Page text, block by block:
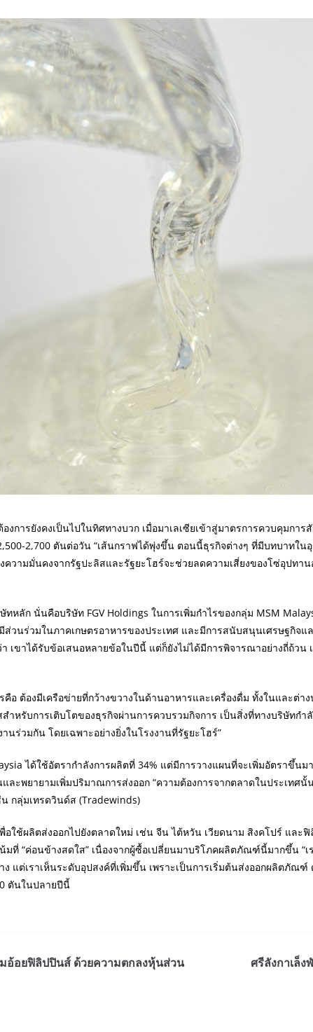
งการยังคงเป็นไปในทิศทางบวก เมื่อมาเลเซียเข้าสู่มาตรการควบคุมก
2,700 ตันต่อวัน “เส้นกราฟได้พุ่งขึ้น ตอนนี้ธุรกิจต่างๆ ที่มีบทบาทใน
ความมั่นคงจากรัฐปะลิสและรัฐยะโฮร์จะช่วยลดความเสี่ยงของโซ่อุปท
ลัก นั่นคือบริษัท FGV Holdings ในการเพิ่มกำไรของกลุ่ม MSM
ส่วนร่วมในภาคเกษตรอาหารของประเทศ และมีการสนับสนุนเศรษฐกิจ
เขาได้รับข้อเสนอหลายข้อในปีนี้ แต่ก็ยังไม่ได้มีการพิจารณาอย่างถี่ถ้ว
ต้องมีเครือข่ายที่กว้างขวางในด้านอาหารและเครื่องดื่ม ทั้งในและต่
ำหรับการเติบโตของธุรกิจผ่านการควบรวมกิจการ เป็นสิ่งที่ทางบริษัทก
นร่วมกัน โดยเฉพาะอย่างยิ่งในโรงงานที่รัฐยะโฮร์”
ได้ใช้อัตรากำลังการผลิตที่ 34% แต่มีการวางแผนที่จะเพิ่มอัตราขึ้น
ละพยายามเพิ่มปริมาณการส่งออก “ความต้องการจากตลาดในประเท
กลุ่มเทรดวินด์ส (Tradewinds)
อใช้ผลิตส่งออกไปยังตลาดใหม่ เช่น จีน ไต้หวัน เวียดนาม สิงคโปร์ และ
“ค่อนข้างสดใส” เนื่องจากผู้ซื้อเปลี่ยนมาบริโภคผลิตภัณฑ์นี้มากขึ้น “เ
แต่เราเห็นระดับอุปสงค์ที่เพิ่มขึ้น เพราะเป็นการเริ่มต้นส่งออกผลิตภัณ
ตันในปลายปีนี้
อ้อยฟิลิปปินส์ ด้วยความตกลงหุ้นส่วน
ศรีลังกาเล็